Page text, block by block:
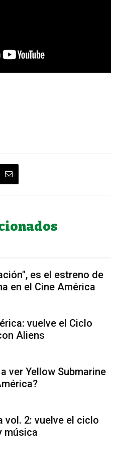
es el estreno de
en el Cine América
vuelve el Ciclo
Aliens
ver Yellow Submarine
vol. 2: vuelve el ciclo
música